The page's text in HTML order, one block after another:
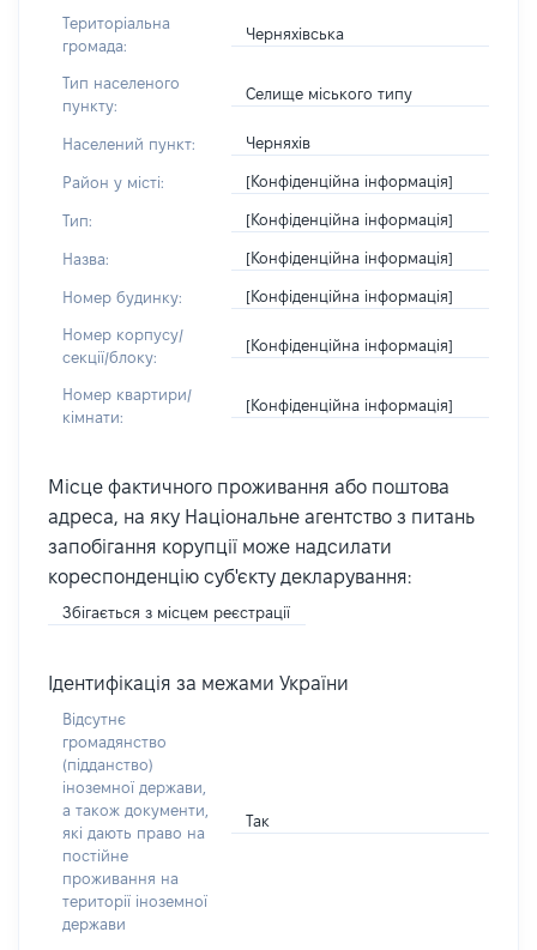
Територіальна
громада:
Черняхівська
Тип населеного
пункту:
Селище міського типу
Населений пункт: Черняхів
Район у місті: [Конфіденційна інформація]
Тип: [Конфіденційна інформація]
Назва: [Конфіденційна інформація]
Номер будинку: [Конфіденційна інформація]
Номер корпусу/
секції/блоку:
[Конфіденційна інформація]
Номер квартири/
кімнати:
[Конфіденційна інформація]
Місце фактичного проживання або поштова
адреса, на яку Національне агентство з питань
запобігання корупції може надсилати
кореспонденцію суб'єкту декларування:
Збігається з місцем реєстрації
Ідентифікація за межами України
Відсутнє
громадянство
(підданство)
іноземної держави,
а також документи,
які дають право на
постійне
проживання на
території іноземної
держави
Так